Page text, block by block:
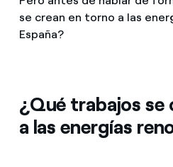
2018
Empleo directo: 120.254
se crean en torno a las
España?
¿Qué trabajos se
a las energías